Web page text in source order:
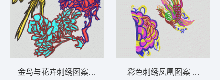
金鸟与花卉刺绣图案 鸟 靓花 彩色刺绣凤凰图案 凤凰